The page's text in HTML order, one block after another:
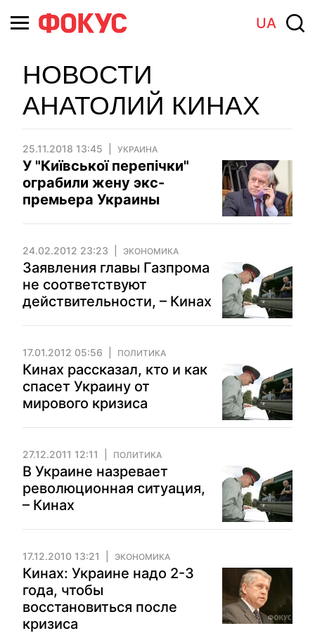
UA
НОВОСТИ
АНАТОЛИЙ КИНАХ
25.11.2018 13:45 УКРАИНА
У "Київської перепічки"
ограбили жену экс-
премьера Украины
24.02.2012 23:23 ЭКОНОМИКА
Заявления главы Газпрома
не соответствуют
действительности, – Кинах
17.01.2012 05:56 ПОЛИТИКА
Кинах рассказал, кто и как
спасет Украину от
мирового кризиса
27.12.2011 12:11 ПОЛИТИКА
В Украине назревает
революционная ситуация,
– Кинах
17.12.2010 13:21 ЭКОНОМИКА
Кинах: Украине надо 2-3
года, чтобы
восстановиться после
кризиса